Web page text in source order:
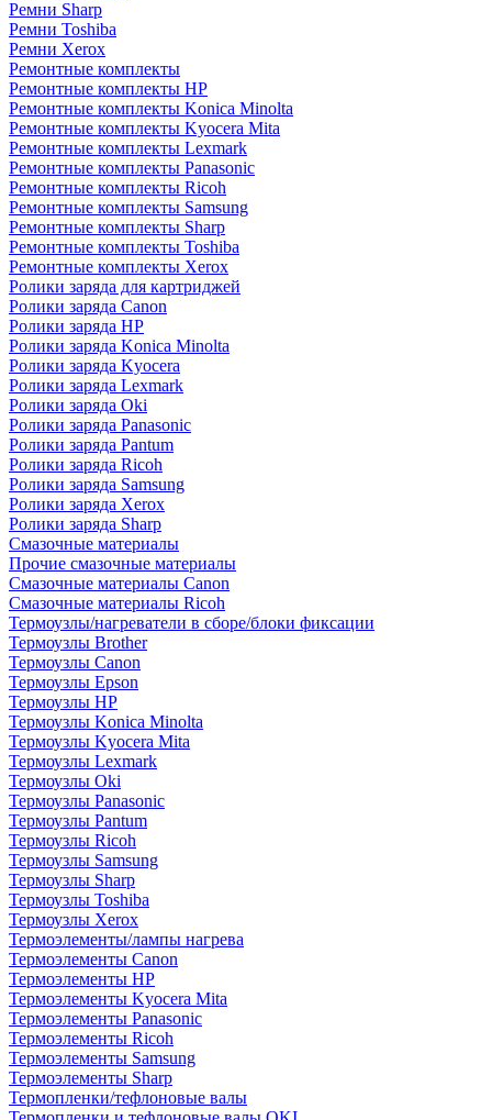
Ремни Sharp
Ремни Toshiba
Ремни Xerox
Ремонтные комплекты
Ремонтные комплекты HP
Ремонтные комплекты Konica Minolta
Ремонтные комплекты Kyocera Mita
Ремонтные комплекты Lexmark
Ремонтные комплекты Panasonic
Ремонтные комплекты Ricoh
Ремонтные комплекты Samsung
Ремонтные комплекты Sharp
Ремонтные комплекты Toshiba
Ремонтные комплекты Xerox
Ролики заряда для картриджей
Ролики заряда Canon
Ролики заряда HP
Ролики заряда Konica Minolta
Ролики заряда Kyocera
Ролики заряда Lexmark
Ролики заряда Oki
Ролики заряда Panasonic
Ролики заряда Pantum
Ролики заряда Ricoh
Ролики заряда Samsung
Ролики заряда Xerox
Ролики заряда Sharp
Смазочные материалы
Прочие смазочные материалы
Смазочные материалы Canon
Смазочные материалы Ricoh
Термоузлы/нагреватели в сборе/блоки фиксации
Термоузлы Brother
Термоузлы Canon
Термоузлы Epson
Термоузлы HP
Термоузлы Konica Minolta
Термоузлы Kyocera Mita
Термоузлы Lexmark
Термоузлы Oki
Термоузлы Panasonic
Термоузлы Pantum
Термоузлы Ricoh
Термоузлы Samsung
Термоузлы Sharp
Термоузлы Toshiba
Термоузлы Xerox
Термоэлементы/лампы нагрева
Термоэлементы Canon
Термоэлементы HP
Термоэлементы Kyocera Mita
Термоэлементы Panasonic
Термоэлементы Ricoh
Термоэлементы Samsung
Термоэлементы Sharp
Термопленки/тефлоновые валы